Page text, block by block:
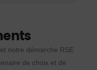
notre démarche RSE
de choix et de